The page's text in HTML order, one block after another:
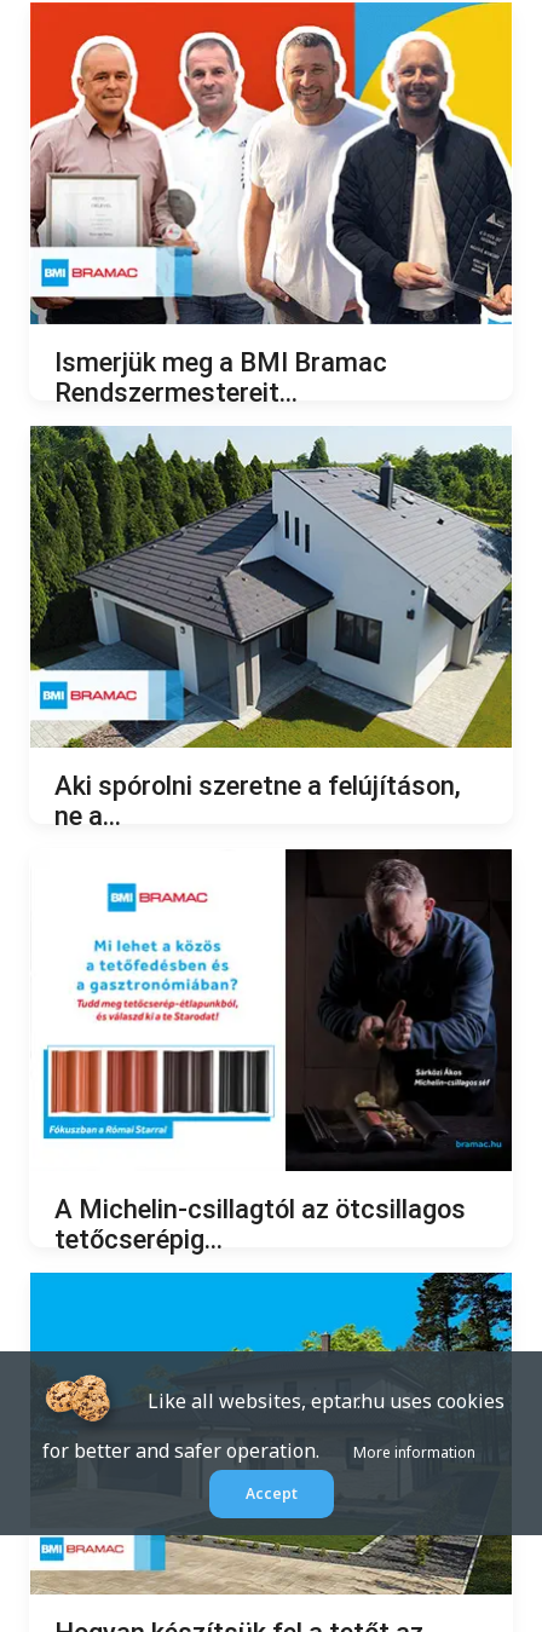
2022.12.14.
Ismerjük meg a BMI Bramac
Rendszermestereit...
2022.11.09.
Aki spórolni szeretne a felújításon,
ne a...
A Michelin-csillagtól az ötcsillagos
tetőcserépig...
Like all websites, eptar.hu uses cookies
for better and safer operation.
More information
Accept